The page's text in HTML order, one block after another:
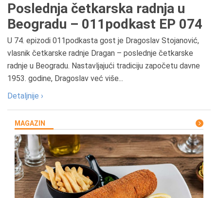
Poslednja četkarska radnja u
Beogradu – 011podkast EP 074
U 74. epizodi 011podkasta gost je Dragoslav Stojanović,
vlasnik četkarske radnje Dragan – poslednje četkarske
radnje u Beogradu. Nastavljajući tradiciju započetu davne
1953. godine, Dragoslav već više...
Detaljnije ›
MAGAZIN